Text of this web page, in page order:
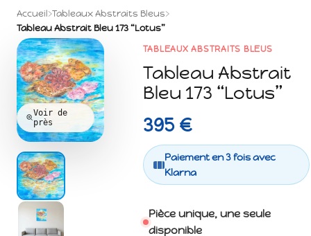
Accueil›Tableaux Abstraits Bleus›
Tableau Abstrait Bleu 173 “Lotus”
Voir de
près
TABLEAUX ABSTRAITS BLEUS
Tableau Abstrait
Bleu 173 “Lotus”
395 €
Paiement en 3 fois avec
Klarna
Pièce unique, une seule
disponible